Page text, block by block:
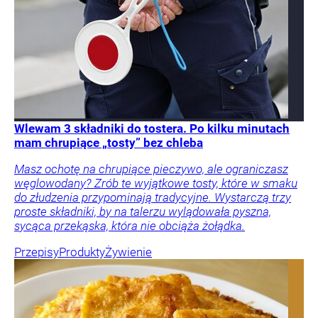
Wlewam 3 składniki do tostera. Po kilku minutach
mam chrupiące „tosty” bez chleba
Masz ochotę na chrupiące pieczywo, ale ograniczasz
węglowodany? Zrób te wyjątkowe tosty, które w smaku
do złudzenia przypominają tradycyjne. Wystarczą trzy
proste składniki, by na talerzu wylądowała pyszna,
sycąca przekąska, która nie obciąża żołądka.
PrzepisyProduktyŻywienie